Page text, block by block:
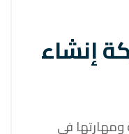
إنشاء
ومهارتها في